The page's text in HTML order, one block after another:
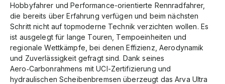
Hobbyfahrer und Performance-orientierte Rennradfahrer,
die bereits über Erfahrung verfügen und beim nächsten
Schritt nicht auf topmoderne Technik verzichten wollen. Es
ist ausgelegt für lange Touren, Tempoeinheiten und
regionale Wettkämpfe, bei denen Effizienz, Aerodynamik
und Zuverlässigkeit gefragt sind. Dank seines
Aero‑Carbonrahmens mit UCI-Zertifizierung und
hydraulischen Scheibenbremsen überzeugt das Arva Ultra